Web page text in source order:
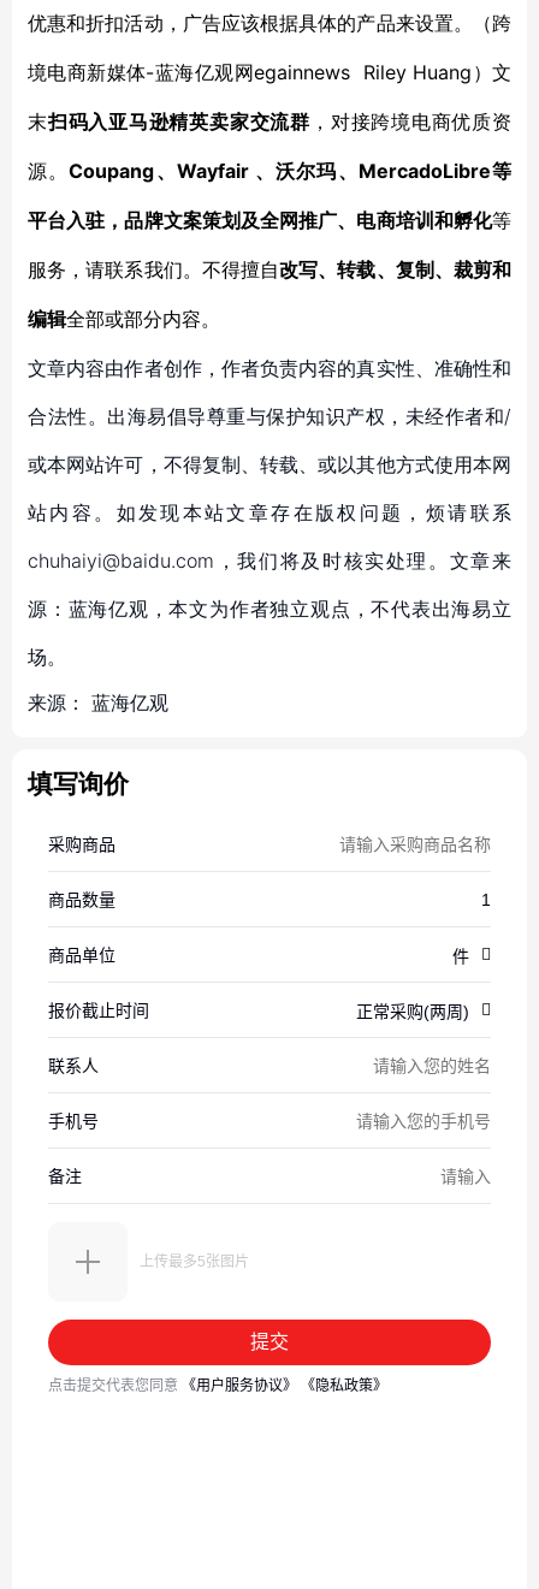
优惠和折扣活动， 广告应该根据具体的产品来设置。 （跨
境电商新媒体-蓝海亿观网egainnews Riley Huang）文
末扫码入亚马逊精英卖家交流群 ，对接跨境电商优质资
源。Coupang、Wayfair 、沃尔玛、MercadoLibre等
平台入驻，品牌文案策划及全网推广、电商培训和孵化等
服务，请联系我们。不得擅自改写、转载、复制、裁剪和
编辑全部或部分内容。
文章内容由作者创作，作者负责内容的真实性、准确性和
合法性。出海易倡导尊重与保护知识产权，未经作者和/
或本网站许可，不得复制、转载、或以其他方式使用本网
站内容。如发现本站文章存在版权问题，烦请联系
chuhaiyi@baidu.com，我们将及时核实处理。文章来
源：蓝海亿观，本文为作者独立观点，不代表出海易立
场。
来源： 蓝海亿观
填写询价